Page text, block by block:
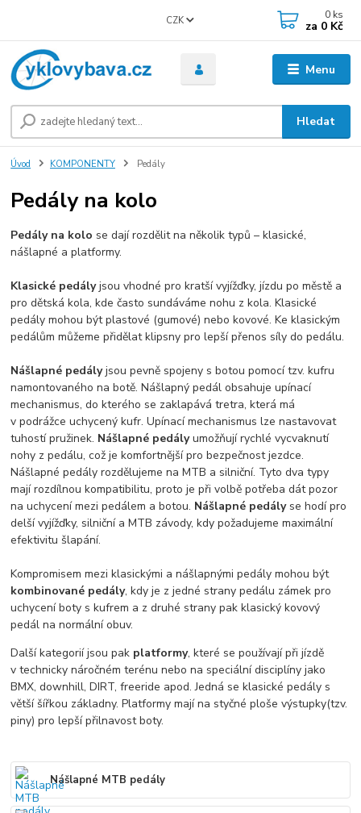
Menu
CZK
Hledat
0 ks
za 0 Kč
Úvod KOMPONENTY Pedály
Pedály na kolo
Pedály na kolo se dají rozdělit na několik typů – klasické,
nášlapné a platformy.
Klasické pedályjsou vhodné pro kratší vyjížďky, jízdu po městě a
pro dětská kola, kde často sundáváme nohu z kola. Klasické
pedály mohou být plastové (gumové) nebo kovové. Ke klasickým
pedálům můžeme přidělat klipsny pro lepší přenos síly do pedálu.
Nášlapné pedályjsou pevně spojeny s botou pomocí tzv. kufru
namontovaného na botě. Nášlapný pedál obsahuje upínací
mechanismus, do kterého se zaklapává tretra, která má
v podrážce uchycený kufr. Upínací mechanismus lze nastavovat
tuhostí pružinek. Nášlapné pedályumožňují rychlé vycvaknutí
nohy z pedálu, což je komfortnější pro bezpečnost jezdce.
Nášlapné pedály rozdělujeme na MTB a silniční. Tyto dva typy
mají rozdílnou kompatibilitu, proto je při volbě potřeba dát pozor
na uchycení mezi pedálem a botou. Nášlapné pedályse hodí pro
delší vyjížďky, silniční a MTB závody, kdy požadujeme maximální
efektivitu šlapání.
Kompromisem mezi klasickými a nášlapnými pedály mohou být
kombinované pedály, kdy je z jedné strany pedálu zámek pro
uchycení boty s kufrem a z druhé strany pak klasický kovový
pedál na normální obuv.
Další kategorií jsou pak platformy, které se používají při jízdě
v technicky náročném terénu nebo na speciální disciplíny jako
BMX, downhill, DIRT, freeride apod. Jedná se klasické pedály s
větší šířkou základny. Platformy mají na styčné ploše výstupky(tzv.
piny) pro lepší přilnavost boty.
Nášlapné MTB pedály